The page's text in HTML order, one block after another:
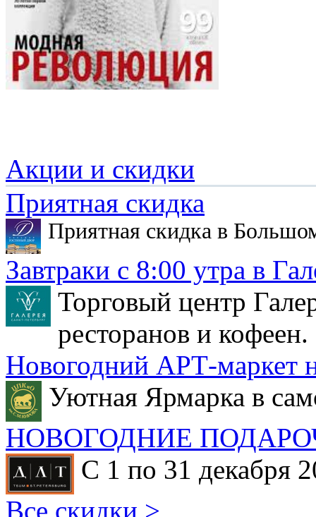
Акции и скидки
Приятная скидка
Приятная скидка в
Завтраки с 8:00 утра в
Торговый центр
ресторанов и кофеен.
Новогодний АРТ-маркет
Уютная Ярмарка в
НОВОГОДНИЕ
С 1 по 31 декабря
Все скидки >